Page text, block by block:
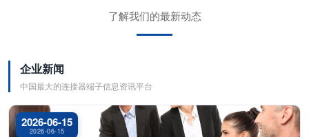
了解我们的最新动态
企业新闻
中国最大的连接器端子信息资讯平台
2026-06-15
2026-06-15